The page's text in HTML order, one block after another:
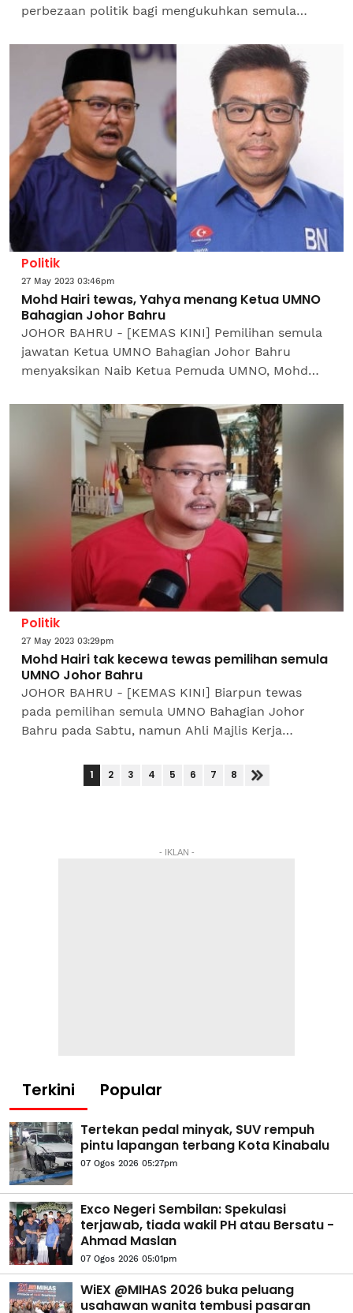
perbezaan politik bagi mengukuhkan semula
sebelum ini. Menurutnya,...
Politik
27 May 2023 03:46pm
Mohd Hairi tewas, Yahya menang Ketua UMNO
Bahagian Johor Bahru
JOHOR BAHRU - [KEMAS KINI] Pemilihan semula
jawatan Ketua UMNO Bahagian Johor Bahru
menyaksikan Naib Ketua Pemuda UMNO, Mohd
bekas Timbalan Ketua UMNO...
Politik
27 May 2023 03:29pm
Mohd Hairi tak kecewa tewas pemilihan semula
UMNO Johor Bahru
JOHOR BAHRU - [KEMAS KINI] Biarpun tewas
pada pemilihan semula UMNO Bahagian Johor
Bahru pada Sabtu, namun Ahli Majlis Kerja
UMNO, Mohd Hairi Mad Shah...
1 2 3 4 5 6 7 8
- IKLAN -
Terkini Popular
Tertekan pedal minyak, SUV rempuh
pintu lapangan terbang Kota Kinabalu
07 Ogos 2026 05:27pm
Exco Negeri Sembilan: Spekulasi
terjawab, tiada wakil PH atau Bersatu -
Ahmad Maslan
07 Ogos 2026 05:01pm
WiEX @MIHAS 2026 buka peluang
usahawan wanita tembusi pasaran